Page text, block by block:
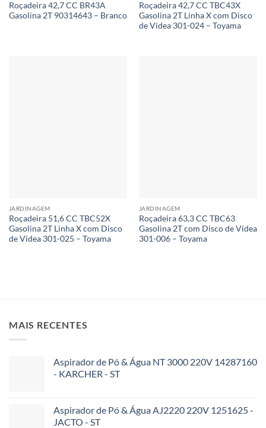
Roçadeira 42,7 CC BR43A
Gasolina 2T 90314643 – Branco
Roçadeira 42,7 CC TBC43X
Gasolina 2T Linha X com Disco
de Videa 301-024 – Toyama
JARDINAGEM
Roçadeira 51,6 CC TBC52X
Gasolina 2T Linha X com Disco
de Videa 301-025 – Toyama
JARDINAGEM
Roçadeira 63,3 CC TBC63
Gasolina 2T com Disco de Videa
301-006 – Toyama
MAIS RECENTES
Aspirador de Pó & Água NT 3000 220V 14287160
- KARCHER - ST
Aspirador de Pó & Água AJ2220 220V 1251625 -
JACTO - ST